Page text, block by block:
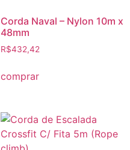
Corda Naval – Nylon 10m x
48mm
R$432,42
comprar